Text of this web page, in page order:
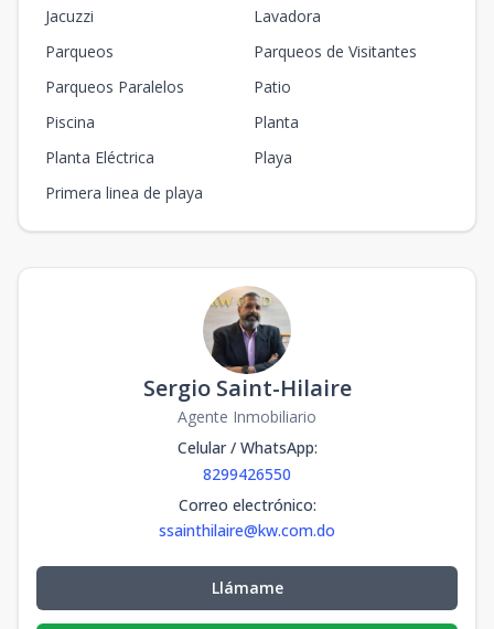
Jacuzzi
Lavadora
Parqueos
Parqueos de Visitantes
Parqueos Paralelos
Patio
Piscina
Planta
Planta Eléctrica
Playa
Primera linea de playa
Sergio Saint-Hilaire
Agente Inmobiliario
Celular / WhatsApp:
8299426550
Correo electrónico:
ssainthilaire@kw.com.do
Llámame